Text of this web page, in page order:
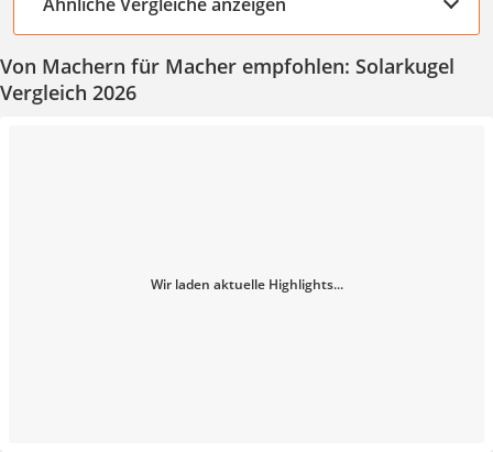
Von Machern für Macher empfohlen: Solarkugel
Vergleich 2026
Wir laden aktuelle Highlights...